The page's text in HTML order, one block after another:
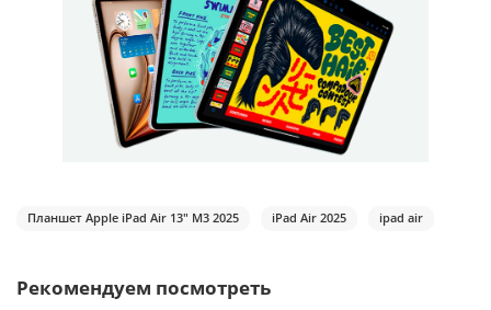
Планшет Apple iPad Air 13" M3 2025 iPad Air 2025 ipad air
Рекомендуем посмотреть